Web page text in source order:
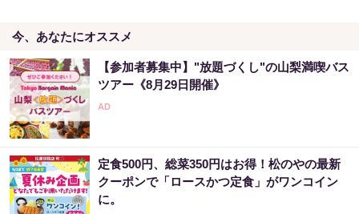
今、あなたにオススメ
【参加者募集中】"放題づくし"の山梨満喫バス
ツアー《8月29日開催》
定食500円、総菜350円はお得！松のやの最新
クーポンで「ロースかつ定食」がワンコイン
に。